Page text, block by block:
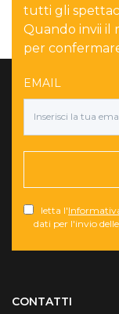
tutti gli
Quando invii il
per
EMAIL
letta l'
dati per l'invio
CONTATTI